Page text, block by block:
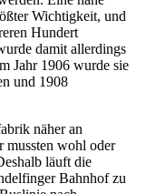
Wichtigkeit, und
Hundert
damit allerdings
Jahr 1906 wurde sie
und 1908
näher an
mussten wohl oder
läuft die
Bahnhof zu